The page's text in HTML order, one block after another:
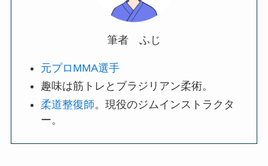
筆者 ふじ
元プロMMA選手
趣味は筋トレとブラジリアン柔術。
柔道整復師。現役のジムインストラクタ
ー。